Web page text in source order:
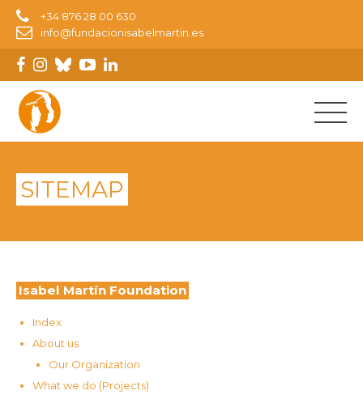
+34 876 28 00 630
info@fundacionisabelmartin.es
SITEMAP
Isabel Martín Foundation
Index
About us
Our Organization
What we do (Projects)